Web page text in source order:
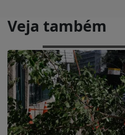
Veja também